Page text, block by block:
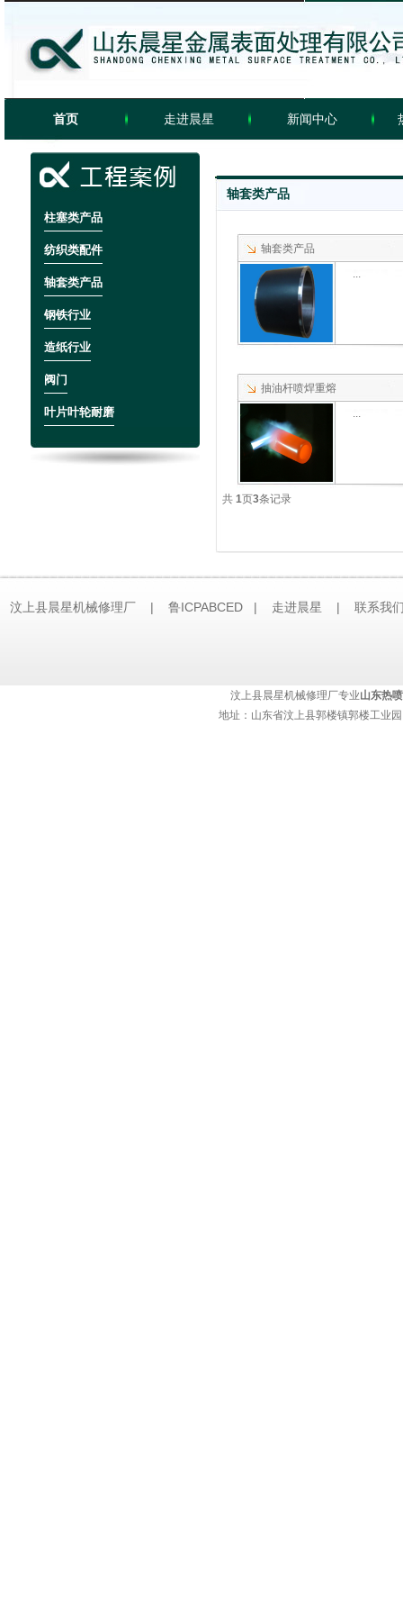
首页 走进晨星 新闻中心
柱塞类产品
纺织类配件
轴套类产品
钢铁行业
造纸行业
阀门
叶片叶轮耐磨
轴套类产品
轴套类产品
...
抽油杆喷焊重熔
...
共 1页3条记录
汶上县晨星机械修理厂 | 鲁ICPABCED | 走进晨星 | 联系我
汶上县晨星机械修理厂专业山东热
地址：山东省汶上县郭楼镇郭楼工业